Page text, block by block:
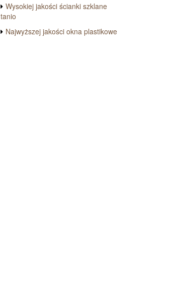
Wysokiej jakości ścianki szklane
tanio
Najwyższej jakości okna plastikowe